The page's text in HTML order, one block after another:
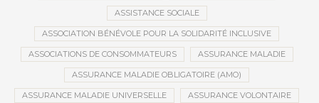
ASSISTANCE SOCIALE
ASSOCIATION BÉNÉVOLE POUR LA SOLIDARITÉ INCLUSIVE
ASSOCIATIONS DE CONSOMMATEURS ASSURANCE MALADIE
ASSURANCE MALADIE OBLIGATOIRE (AMO)
ASSURANCE MALADIE UNIVERSELLE ASSURANCE VOLONTAIRE